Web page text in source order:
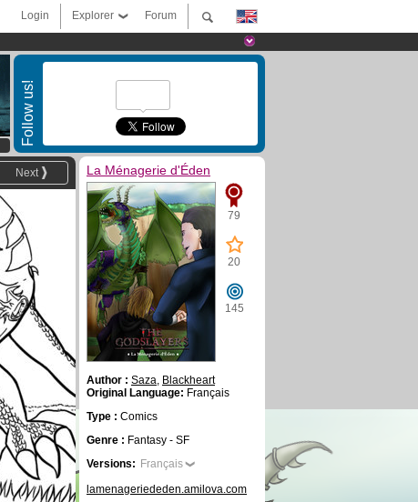
Forum
Explorer
Login
Follow us!
Next La Ménagerie d'Éden
79
20
145
Author : Saza, Blackheart
Original Language: Français
Type : Comics
Genre : Fantasy - SF
Versions: Français
lamenageriededen.amilova.com